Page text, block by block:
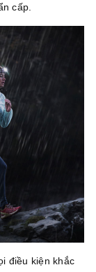
cấp.
điều kiện khắc